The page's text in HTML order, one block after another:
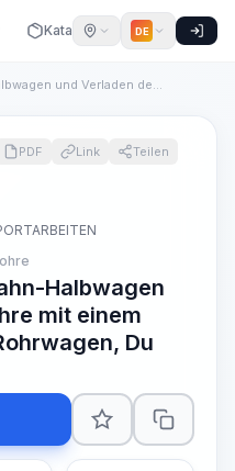
Katalog DE
Entladen aus Eisenbahn-Halbwagen und Verladen der Rohre mit ...
PDF Link
Teilen
Halbwagen
mit einem
Du